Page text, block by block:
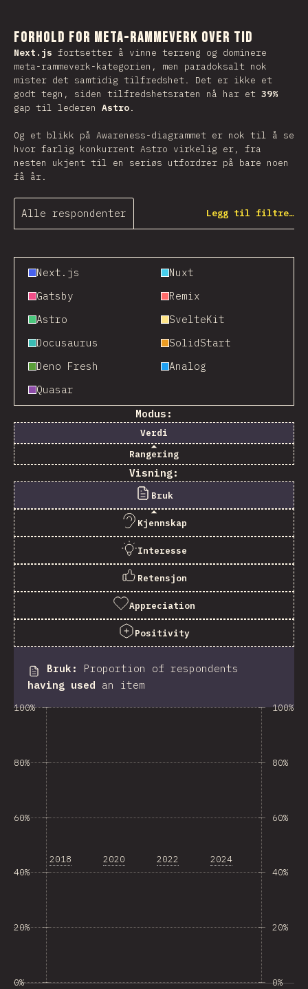
Forhold for Meta-Rammeverk over tid
Next.js fortsetter å vinne terreng og dominere
meta-rammeverk-kategorien, men paradoksalt nok
mister det samtidig tilfredshet. Det er ikke et
godt tegn, siden tilfredshetsraten nå har et 39%
gap til lederen Astro.
Og et blikk på Awareness-diagrammet er nok til å se
hvor farlig konkurrent Astro virkelig er, fra
nesten ukjent til en seriøs utfordrer på bare noen
få år.
Alle respondenter Legg til filtre…
Next.js
Nuxt
Gatsby
Remix
Astro
SvelteKit
Docusaurus
SolidStart
Deno Fresh
Analog
Quasar
Modus:
Verdi
Rangering
Visning:
Bruk
Kjennskap
Interesse
Retensjon
Appreciation
Positivity
Bruk :
Proportion of respondents
having used an item
0%
20%
40%
60%
80%
100%
2018 2020 2022 2024
0%
20%
40%
60%
80%
100%